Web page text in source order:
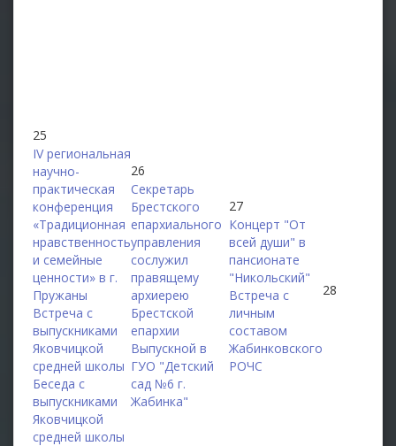
25
IV региональная
научно-
практическая
конференция
«Традиционная
нравственность
и семейные
ценности» в г.
Пружаны
Встреча с
выпускниками
Яковчицкой
средней школы
Беседа с
выпускниками
Яковчицкой
средней школы
26
Секретарь
Брестского
епархиального
управления
сослужил
правящему
архиерею
Брестской
епархии
Выпускной в
ГУО "Детский
сад №6 г.
Жабинка"
27
Концерт "От
всей души" в
пансионате
"Никольский"
Встреча с
личным
составом
Жабинковского
РОЧС
28